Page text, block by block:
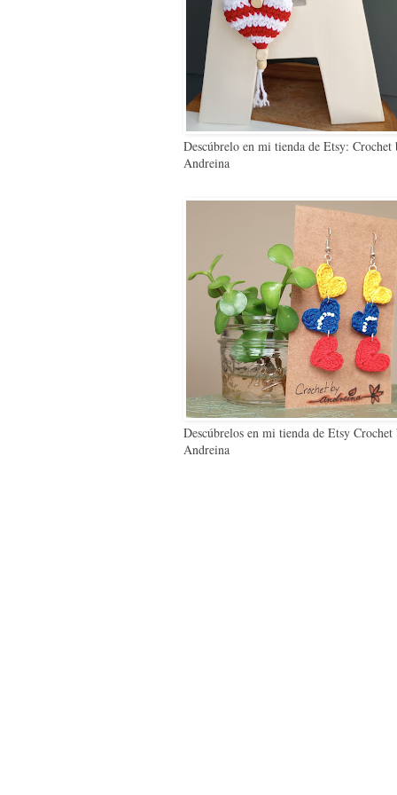
Descúbrelo en mi tienda de Etsy: Crochet
Andreina
Descúbrelos en mi tienda de Etsy Crochet
Andreina